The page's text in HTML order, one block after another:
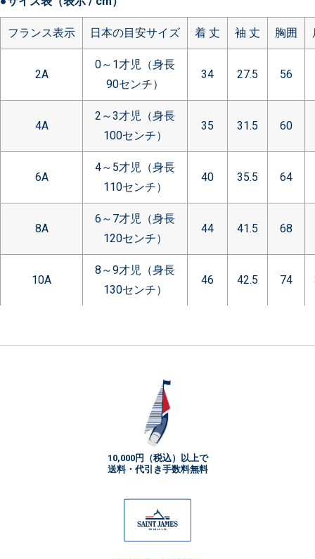
フランス表示 日本の目安サイズ 着 丈 袖 丈 胸囲
2A
0～1才児（身長
90センチ）
34 27.5 56
4A
2～3才児（身長
100センチ）
35 31.5 60
6A
4～5才児（身長
110センチ）
40 35.5 64
8A
6～7才児（身長
120センチ）
44 41.5 68
10A
8～9才児（身長
130センチ）
46 42.5 74
10,000円（税込）以上で
送料・代引き手数料無料